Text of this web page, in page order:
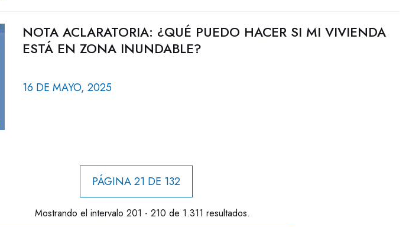
NOTA ACLARATORIA: ¿QUÉ PUEDO HACER SI MI VIVIENDA
ESTÁ EN ZONA INUNDABLE?
16 DE MAYO, 2025
PÁGINA 21 DE 132
Mostrando el intervalo 201 - 210 de 1.311 resultados.